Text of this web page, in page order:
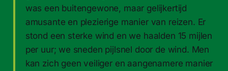
was een buitengewone, maar gelijkertijd
amusante en plezierige manier van reizen. Er
stond een sterke wind en we haalden 15 mijlen
per uur; we sneden pijlsnel door de wind. Men
kan zich geen veiliger en aangenamere manier